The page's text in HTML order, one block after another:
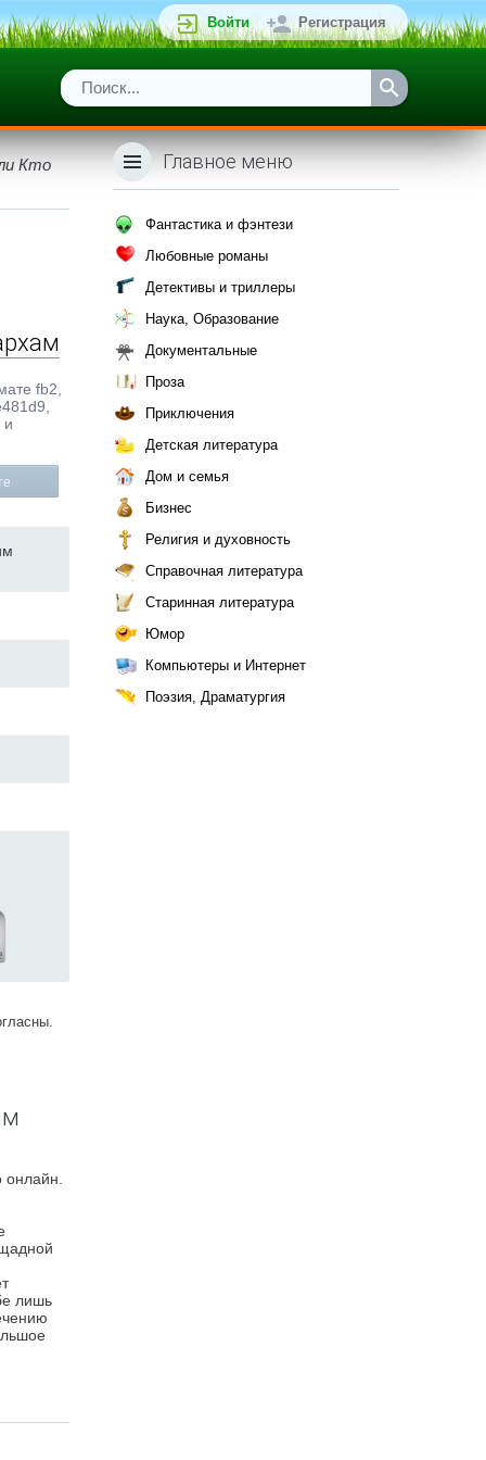
Войти Регистрация
Кто
fb2,
и
лишь
Главное меню
Фантастика и фэнтези
Любовные романы
Детективы и триллеры
Наука, Образование
Документальные
Проза
Приключения
Детская литература
Дом и семья
Бизнес
Религия и духовность
Справочная литература
Старинная литература
Юмор
Компьютеры и Интернет
Поэзия, Драматургия